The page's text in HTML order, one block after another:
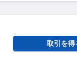
取引を得